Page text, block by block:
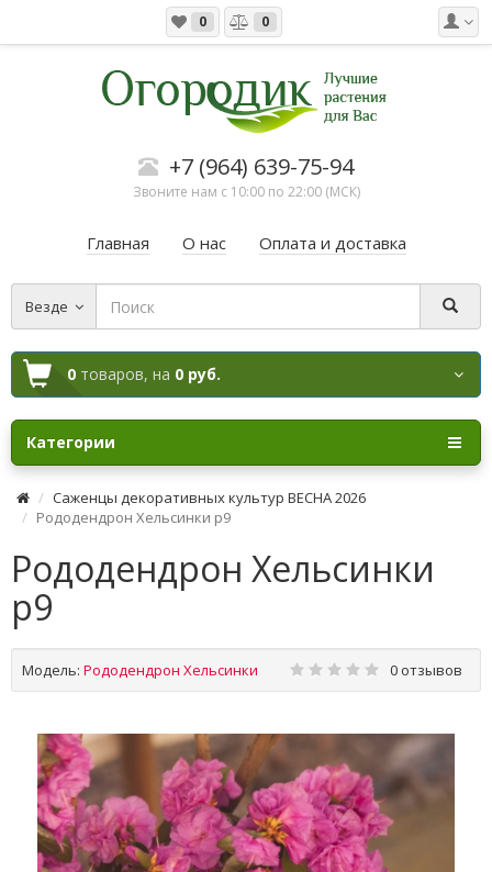
0 0
+7 (964) 639-75-94
Звоните нам с 10:00 по 22:00 (МСК)
Главная О нас Оплата и доставка
Везде
0 товаров, на 0 руб.
Категории
Саженцы декоративных культур ВЕСНА 2026
Рододендрон Хельсинки р9
Рододендрон Хельсинки
р9
Модель: Рододендрон Хельсинки 0 отзывов